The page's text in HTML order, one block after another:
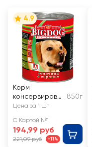
4.9
Корм
консервирова
нный для
ЗООГУРМАН
Big Dog
Телятина с
850г
Цена за 1 шт
С Картой №1
194,99 руб
221,09 руб -11%